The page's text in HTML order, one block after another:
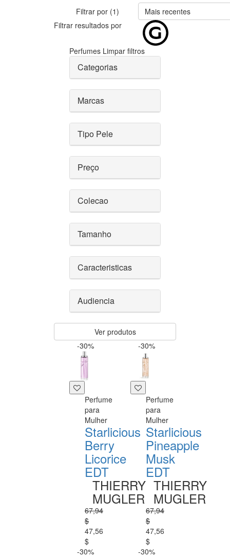
Filtrar por (1)
Mais recentes
Filtrar resultados por
Perfumes Limpar filtros
Categorias
Marcas
Tipo Pele
Preço
Colecao
Tamanho
Caracteristicas
Audiencia
Ver produtos
-30%
Perfume
para
Mulher
Starlicious
Berry
Licorice
EDT
THIERRY
MUGLER
67,94
$
47,56
$
-30%
Perfume
para
Mulher
Starlicious
Pineapple
Musk
EDT
THIERRY
MUGLER
67,94
$
47,56
$
-30%
-30%